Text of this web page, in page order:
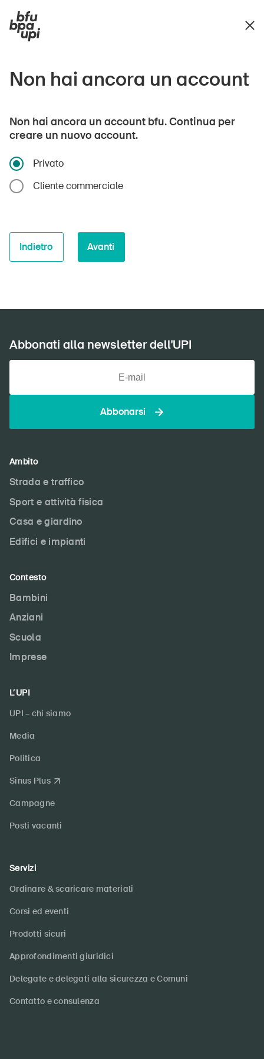
Non hai ancora un account
Non hai ancora un account bfu. Continua per
creare un nuovo account.
Privato
Cliente commerciale
Indietro Avanti
Abbonati alla newsletter dell'UPI
Abbonarsi
Ambito
Strada e traffico
Sport e attività fisica
Casa e giardino
Edifici e impianti
Contesto
Bambini
Anziani
Scuola
Imprese
L’UPI
UPI – chi siamo
Media
Politica
Sinus Plus
Campagne
Posti vacanti
Servizi
Ordinare & scaricare materiali
Corsi ed eventi
Prodotti sicuri
Approfondimenti giuridici
Delegate e delegati alla sicurezza e Comuni
Contatto e consulenza